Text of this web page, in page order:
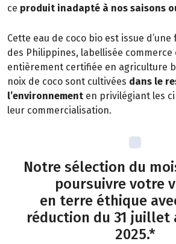
ce produit inadapté à nos saisons
Cette eau de coco bio est issue
des Philippines, labellisée
entièrement certifiée en agriculture
noix de coco sont cultivées dans le
l’environnement en privilégiant les
leur commercialisation.
Notre sélection du
poursuivre votre
en terre éthique
réduction du 31 juillet
2025.*